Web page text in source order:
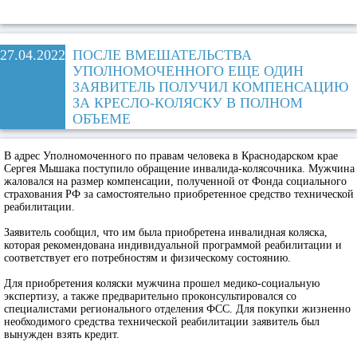
27.04.2022 ПОСЛЕ ВМЕШАТЕЛЬСТВА
УПОЛНОМОЧЕННОГО ЕЩЕ ОДИН
ЗАЯВИТЕЛЬ ПОЛУЧИЛ КОМПЕНСАЦИЮ
ЗА КРЕСЛО-КОЛЯСКУ В ПОЛНОМ
ОБЪЕМЕ
В адрес Уполномоченного по правам человека в Краснодарском крае
Сергея Мышака поступило обращение инвалида-колясочника. Мужчина
жаловался на размер компенсации, полученной от Фонда социального
страхования РФ за самостоятельно приобретенное средство технической
реабилитации.
Заявитель сообщил, что им была приобретена инвалидная коляска,
которая рекомендована индивидуальной программой реабилитации и
соответствует его потребностям и физическому состоянию.
Для приобретения коляски мужчина прошел медико-социальную
экспертизу, а также предварительно проконсультировался со
специалистами регионального отделения ФСС. Для покупки жизненно
необходимого средства технической реабилитации заявитель был
вынужден взять кредит.